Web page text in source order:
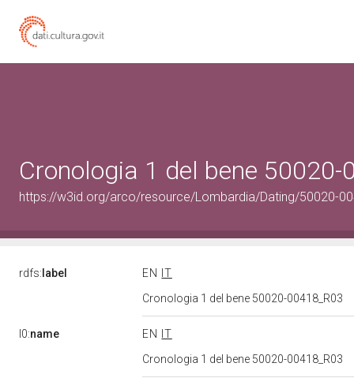
Cronologia 1 del bene 50020-
https://w3id.org/arco/resource/Lombardia/Dating/50020-
rdfs: label EN
IT
Cronologia 1 del bene 50020-00418_R03
l0:name EN
IT
Cronologia 1 del bene 50020-00418_R03